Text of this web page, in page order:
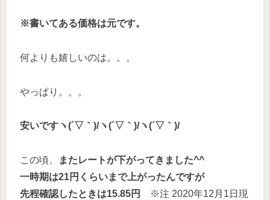
※書いてある価格は元です。
何よりも嬉しいのは。。。
やっぱり。。。
安いですヽ(´▽｀)/ヽ(´▽｀)/ヽ(´▽｀)/
この頃、
またレートが下がってきました^^
一時期は21円くらいまで上がったんですが
先程確認したときは15.85円
※注 2020年12月1日現